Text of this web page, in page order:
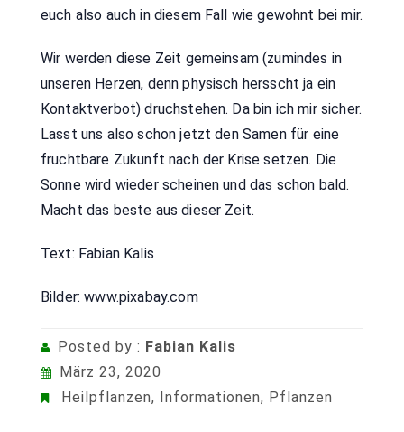
euch also auch in diesem Fall wie gewohnt bei mir.
Wir werden diese Zeit gemeinsam (zumindes in
unseren Herzen, denn physisch hersscht ja ein
Kontaktverbot) druchstehen. Da bin ich mir sicher.
Lasst uns also schon jetzt den Samen für eine
fruchtbare Zukunft nach der Krise setzen. Die
Sonne wird wieder scheinen und das schon bald.
Macht das beste aus dieser Zeit.
Text: Fabian Kalis
Bilder: www.pixabay.com
Posted by : Fabian Kalis
März 23, 2020
Heilpflanzen, Informationen, Pflanzen